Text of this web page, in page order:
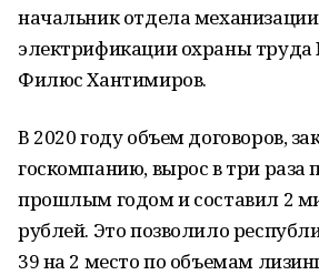
начальник отдела
электрификации охраны труда
Филюс Хантимиров.
В 2020 году объем договоров,
госкомпанию, вырос в три раза
прошлым годом и составил 2
рублей. Это позволило
39 на 2 место по объемам